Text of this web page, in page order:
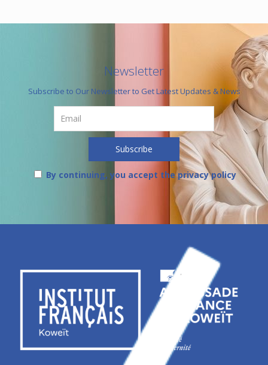
Newsletter
Subscribe to Our Newsletter to Get Latest Updates & News
By continuing, you accept the privacy policy